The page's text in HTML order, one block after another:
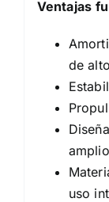
Ventajas
de
amplio
uso